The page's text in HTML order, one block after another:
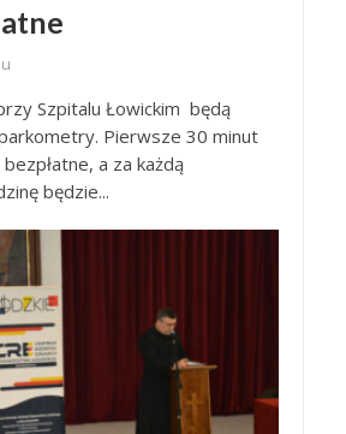
Szpitalu Łowickim będą
Pierwsze 30 minut
a za każdą
będzie...